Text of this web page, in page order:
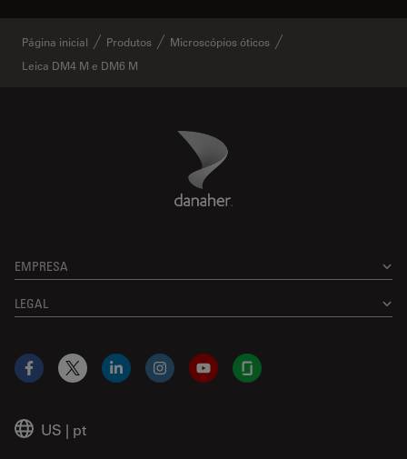
Página inicial Produtos
Microscópios óticos
Leica DM4 M e DM6 M
Danaher Logo
EMPRESA
LEGAL
US | pt
Facebook
X LinkedInInstagramYouTubeGlassdoor